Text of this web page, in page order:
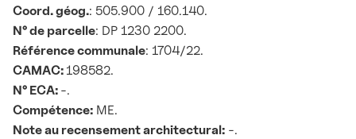
Coord. géog.: 505.900 / 160.140.
N° de parcelle: DP 1230 2200.
Référence communale: 1704/22.
CAMAC: 198582.
N° ECA: -.
Compétence: ME.
Note au recensement architectural: -.